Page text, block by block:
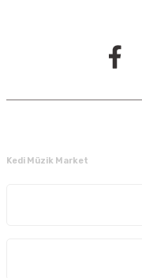
Kedi Müzik Market